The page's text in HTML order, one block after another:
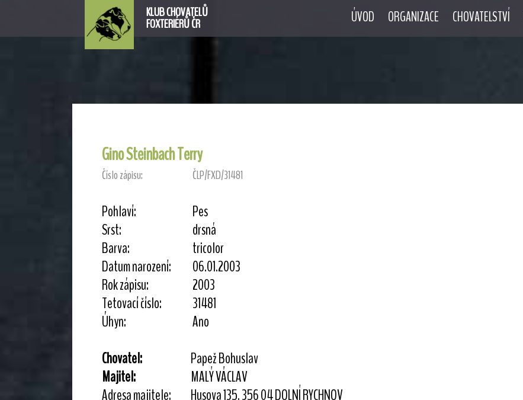
KLUB CHOVATELŮ
FOXTERIÉRŮ ČR ÚVOD ORGANIZACE CHOVATELSTVÍ
Gino Steinbach Terry
Číslo zápisu: ČLP/FXD/31481
Pohlaví:
Pes
Srst:
drsná
Barva:
tricolor
Datum narození:
06.01.2003
Rok zápisu:
2003
Tetovací číslo:
31481
Úhyn:
Ano
Chovatel:
Papež Bohuslav
Majitel:
MALÝ VÁCLAV
Adresa majitele:
Husova 135, 356 04 DOLNÍ RYCHNOV